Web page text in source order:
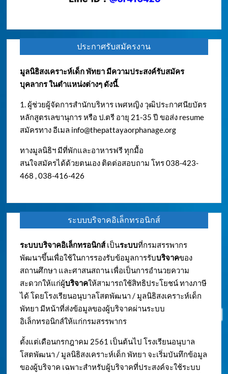
ประกาศรับสมัครงาน
มูลนิธิสงเคราะห์เด็ก พัทยา มีความประสงค์รับสมัคร
บุคลากร ในตำแหน่งต่างๆ ดังนี้.
1. ผู้ช่วยผู้จัดการสำนักบริหาร เพศหญิง วุฒิประกาศนียบัตร
หลักสูตรเลขานุการ หรือ ป.ตรี อายุ 21-35 ปี ขอส่ง resume
สมัครทาง อีเมล info@thepattayaorphanage.org
ทางมูลนิธิฯ มีที่พักและอาหารฟรี ทุกมื้อ
สนใจสมัครได้ด้วยตนเอง ติดต่อสอบถาม โทร 038-423-
468 , 038-416-426
ระบบบริจาคอิเล็กทรอนิกส์
ระบบบริจาคอิเล็กทรอนิกส์เป็นระบบที่กรมสรรพากร
พัฒนาขึ้นเพื่อใช้ในการรองรับข้อมูลการรับบริจาคของ
สถานศึกษา และศาสนสถาน เพื่อเป็นการอำนวยความ
สะดวกให้แก่ผู้บริจาคให้สามารถใช้สิทธิประโยชน์ ทางภาษี
ได้ โดยโรงเรียนอนุบาลโสตพัฒนา / มูลนิธิสงเคราะห์เด็ก
พัทยา มีหน้าที่ส่งข้อมูลของผู้บริจาคผ่านระบบ
อิเล็กทรอนิกส์ให้แก่กรมสรรพากร
ตั้งแต่เดือนกรกฎาคม 2561 เป็นต้นไป โรงเรียนอนุบาล
โสตพัฒนา / มูลนิธิสงเคราะห์เด็ก พัทยา จะเริ่มบันทึกข้อมูล
ของผู้บริจาค เฉพาะสำหรับผู้บริจาคที่ประสงค์จะใช้ระบบ